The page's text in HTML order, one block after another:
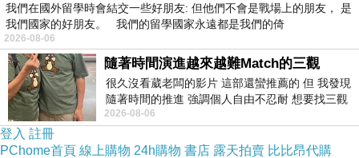
秋媽與我締結共同佈施善緣的女朋友。
這種善根不容易，我也不容易遇到。伍師傅說秋
是老天送給我的。
多年，網上認識的各種台灣朋友也等待我去見
面，教我做麵包，給她們煮私房菜，到訪中南北
部賣不同東西的店。
我們在國外留學時會結交一些好朋友: 但他們不會是戰場上的朋友， 是
我們國家的好朋友。 我們的留學國家永遠都是我們的倚
2026-08-06
隨著時間演進越來越難Match的三觀
很久沒看葳老闆的影片 這部還蠻推薦的 但 我發現
隨著時間的推進 強調個人自由不忍耐 想要找三觀
接近的不要說對象 連朋友都超
2026-08-06
登入 註冊
PChome首頁 線上購物 24h購物 書店 露天拍賣 比比昂代購